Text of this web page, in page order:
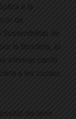
a la
de
Sostenibilitat de
la Bicicleta, el
eliminar carrils
a les ciutats
de tenir